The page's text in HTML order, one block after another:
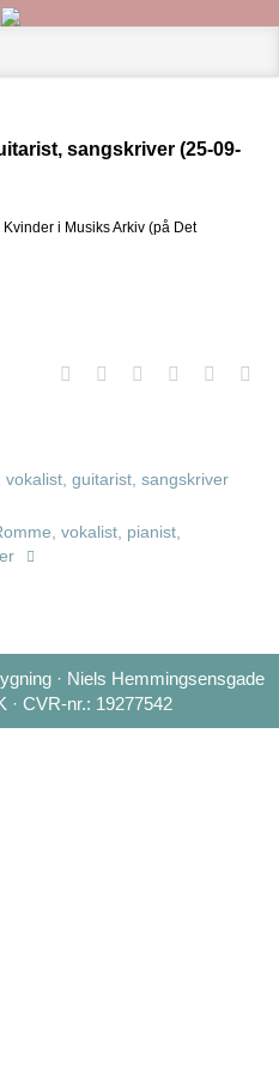
sangskriver (25-09-
i Musiks Arkiv (på Det
guitarist, sangskriver
vokalist, pianist,
· Niels Hemmingsensgade
· CVR-nr.: 19277542